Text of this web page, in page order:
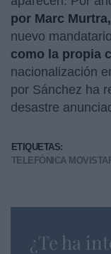
por Marc Murtra,
nuevo
como la propia
nacionalización
por Sánchez ha
desastre
ETIQUETAS:
TELEFÓNICA
¿Te ha